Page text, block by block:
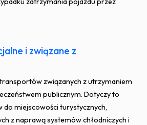
i związane z
związanych z utrzymaniem
publicznym. Dotyczy to
do miejscowości turystycznych,
z naprawą systemów chłodniczych i